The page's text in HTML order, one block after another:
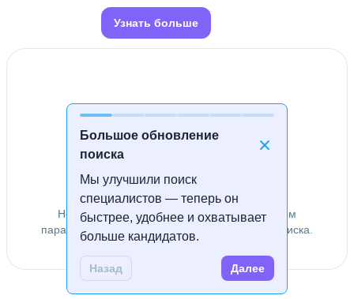
Большое обновление
поиска
Мы улучшили поиск
специалистов — теперь он
быстрее, удобнее и охватывает
больше кандидатов.
Назад Далее
Узнать больше
Специалисты не найдены
Не удалось найти специалистов по заданным
параметрам. Попробуйте изменить условия поиска.